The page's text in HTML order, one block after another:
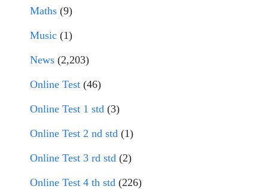
Maths (9)
Music (1)
News (2,203)
Online Test (46)
Online Test 1 std (3)
Online Test 2 nd std (1)
Online Test 3 rd std (2)
Online Test 4 th std (226)